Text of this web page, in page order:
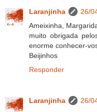
Laranjinha
26/
Ameixinha,
muito obrigada
enorme conhecer-
Beijinhos
Responder
Laranjinha
26/